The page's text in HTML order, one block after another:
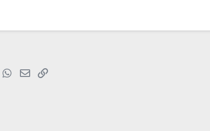
TumblrWhatsApp
E-posta